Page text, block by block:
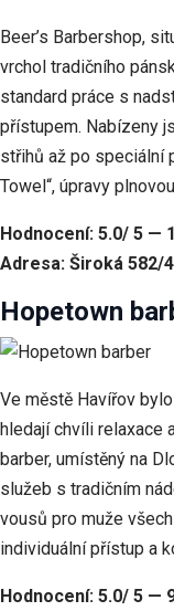
Beer’s Barbershop,
vrchol tradičního
standard práce s
přístupem. Nabízeny
střihů až po speciální
Towel“, úpravy
Hodnocení: 5.0/ 5 —
Adresa: Široká 582/
Hopetown
Ve městě Havířov
hledají chvíli relaxace
barber, umístěný na
služeb s tradičním
vousů pro muže
individuální přístup a
Hodnocení: 5.0/ 5 —